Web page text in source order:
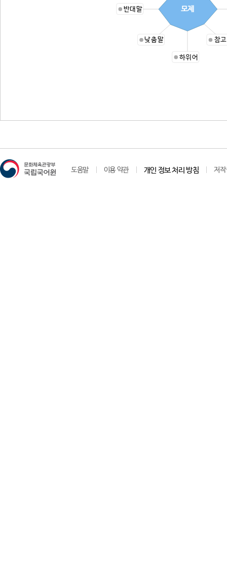
참
하위어
낮춤말
반대말 모제
도움말 이용 약관 개인 정보 처리 방침 저